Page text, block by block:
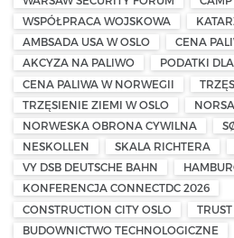
WSPÓŁPRACA WOJSKOWA
AMBSADA USA W OSLO
CENA
AKCYZA NA PALIWO
PODATKI
CENA PALIWA W NORWEGII
TRZĘSIENIE ZIEMI W OSLO
NORWESKA OBRONA CYWILNA
NESKOLLEN
SKALA RICHTERA
VY DSB DEUTSCHE BAHN
KONFERENCJA CONNECTDC 2026
CONSTRUCTION CITY OSLO
BUDOWNICTWO TECHNOLOGICZNE